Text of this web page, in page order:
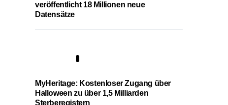
veröffentlicht 18 Millionen neue
Datensätze
MyHeritage: Kostenloser Zugang über
Halloween zu über 1,5 Milliarden
Sterberegistern